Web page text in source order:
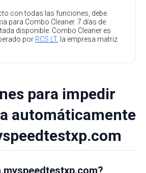
con todas las funciones, debe
para Combo Cleaner. 7 días de
disponible. Combo Cleaner es
por RCS LT, la empresa matriz
para impedir
automáticamente